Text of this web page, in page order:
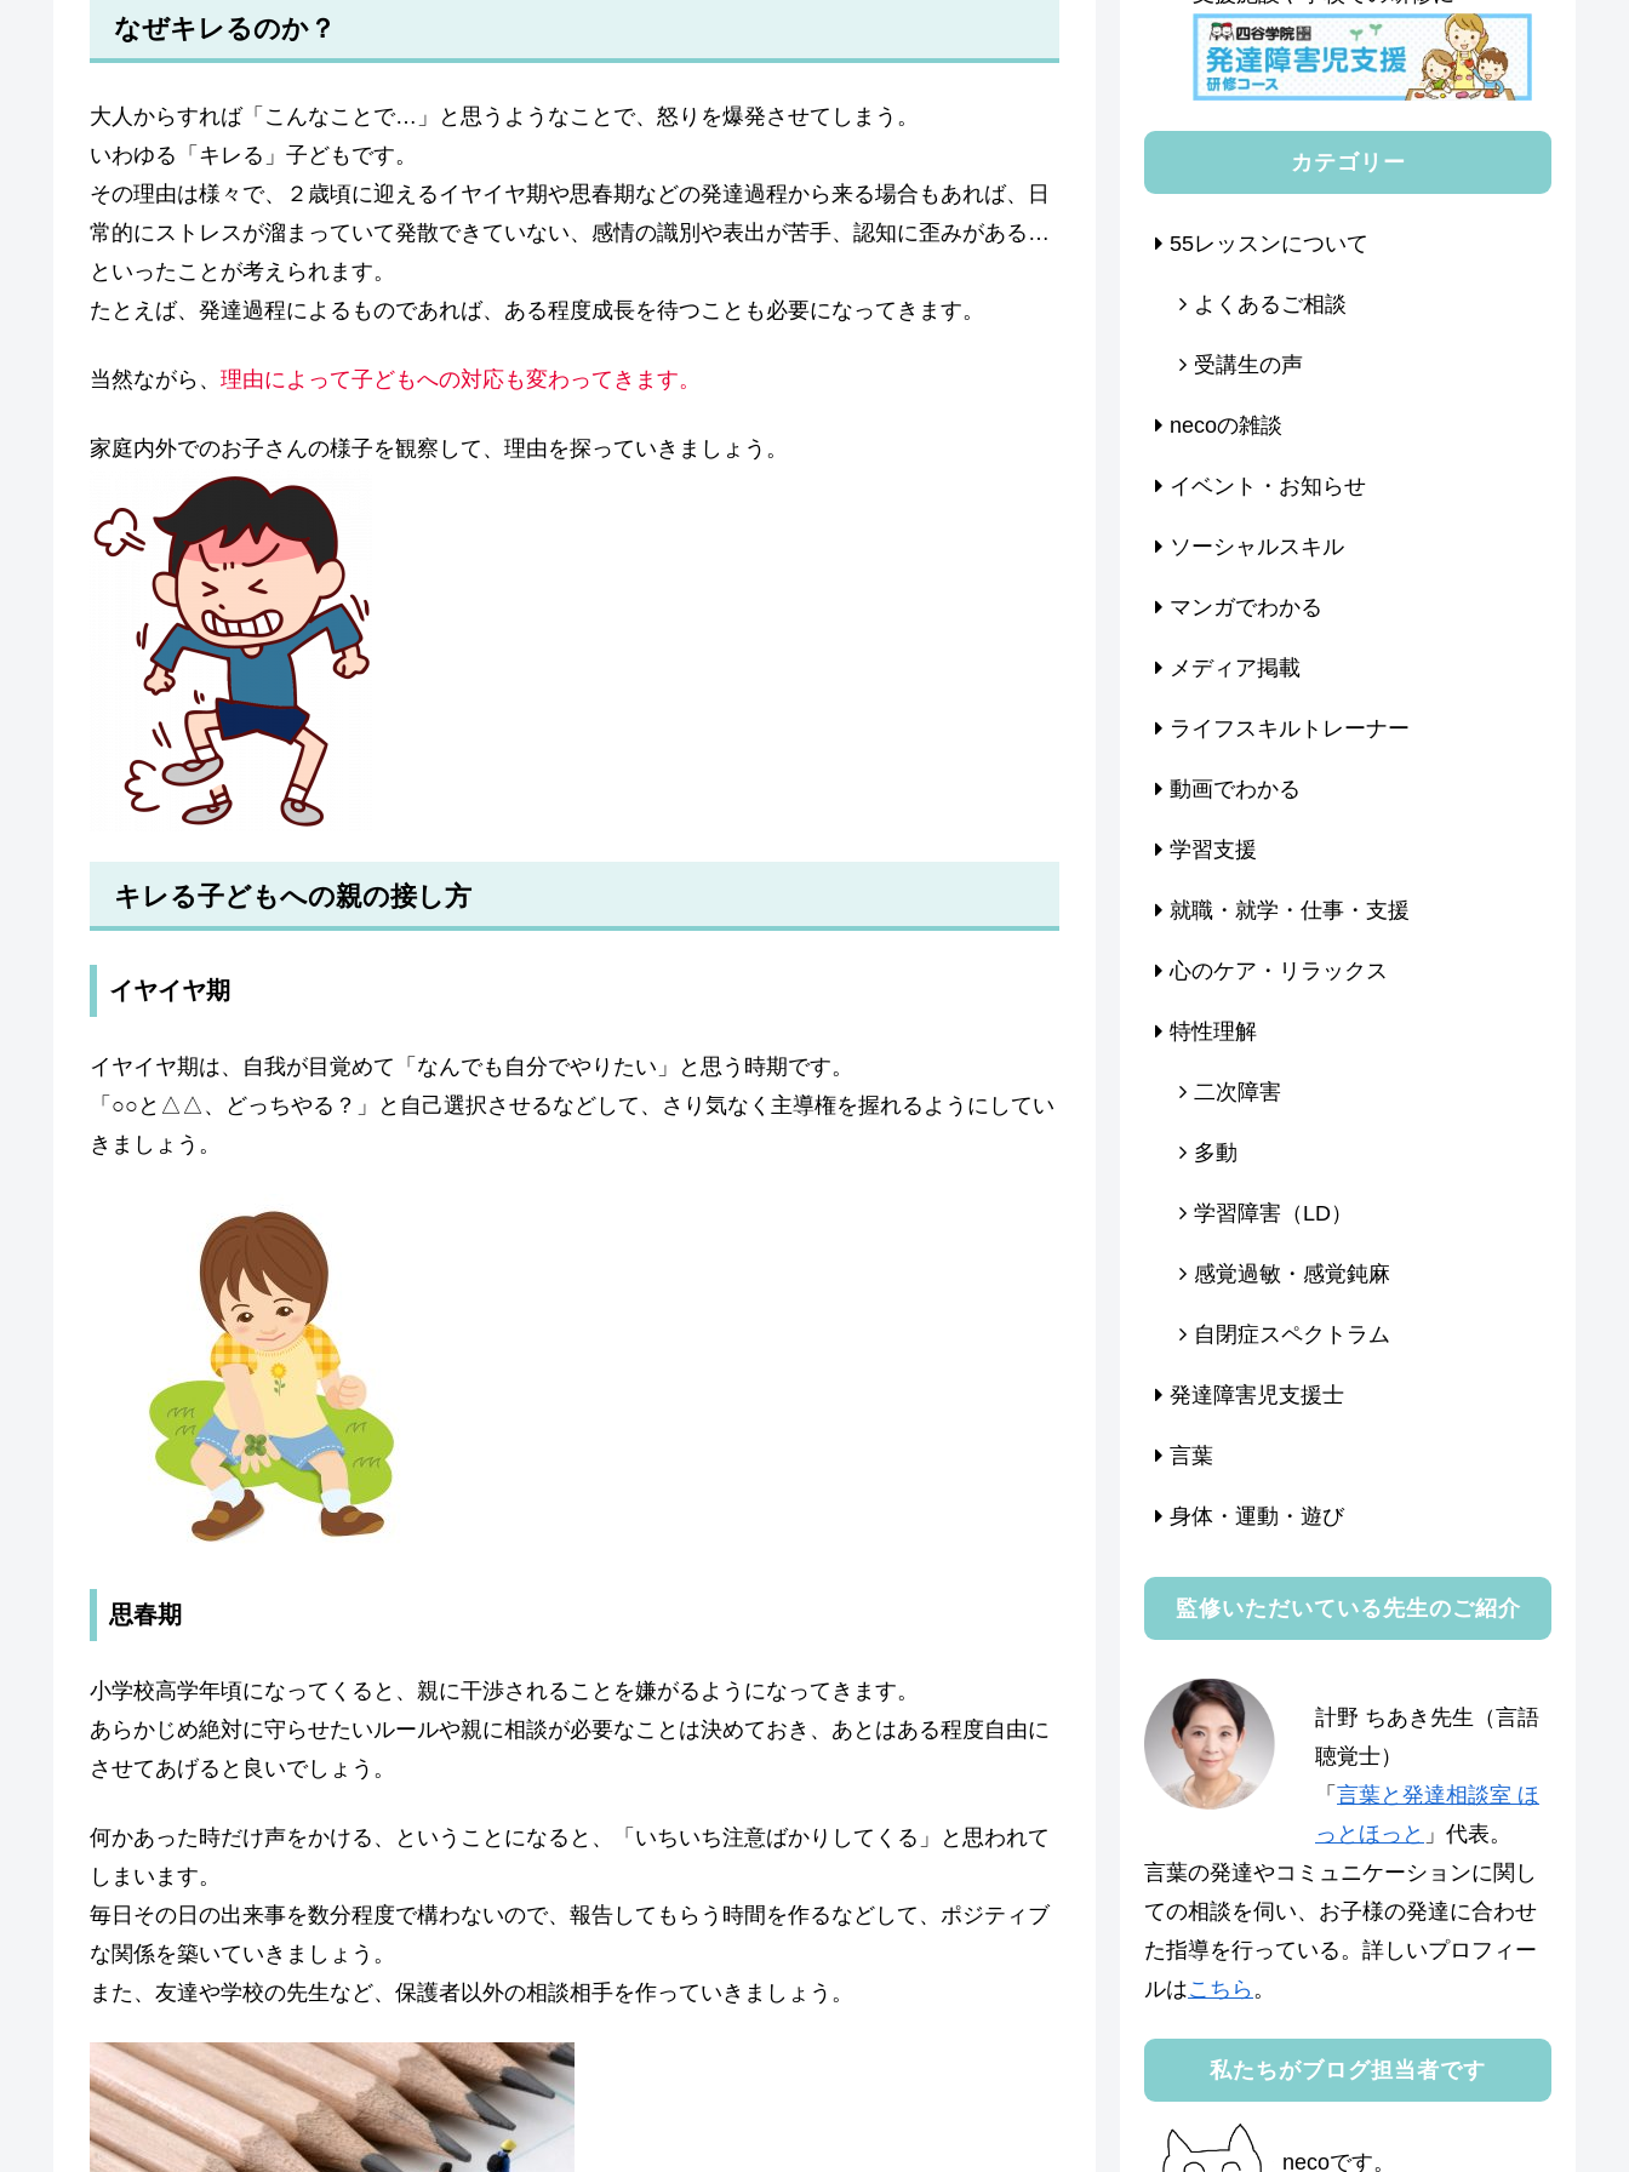
なぜキレるのか？
大人からすれば「こんなことで…」
と思うようなことで、怒りを爆発させてしまう。
いわゆる「キレる」子どもです。
その理由は様々で、２歳頃に迎えるイヤイヤ期や思春期などの発達過程から来る場合もあれば、日
常的にストレスが溜まっていて発散できていない、感情の識別や表出が苦手、認知に歪みがある…
といったことが考えられます。
たとえば、発達過程によるものであれば、ある程度成長を待つことも必要になってきます。
当然ながら、 理由によって子どもへの対応も変わってきます。
家庭内外でのお子さんの様子を観察して、理由を探っていきましょう。
キレる子どもへの親の接し方
イヤイヤ期
イヤイヤ期は、自我が目覚めて「なんでも自分でやりたい」と思う時期です。
「○○と△△、どっちやる？」と自己選択させるなどして、 さり気なく主導権を握れるようにしてい
きましょう。
思春期
小学校高学年頃になってくると、親に干渉されることを嫌がるようになってきます。
あらかじめ絶対に守らせたいルールや親に相談が必要なことは決めておき、あとはある程度自由に
させてあげると良いでしょう。
何かあった時だけ声をかける、ということになると、「いちいち注意ばかりしてくる」と思われて
しまいます。
毎日その日の出来事を数分程度で構わないので、報告してもらう時間を作るなどして、ポジティブ
な関係を築いていきましょう。
また、友達や学校の先生など、保護者以外の相談相手を作っていきましょう。
カテゴリー
55レッスンについて
よくあるご相談
受講生の声
necoの雑談
イベント・お知らせ
ソーシャルスキル
マンガでわかる
メディア掲載
ライフスキルトレーナー
動画でわかる
学習支援
就職・就学・仕事・支援
心のケア・リラックス
特性理解
二次障害
多動
学習障害（LD）
感覚過敏・感覚鈍麻
自閉症スペクトラム
発達障害児支援士
言葉
身体・運動・遊び
監修いただいている先生のご紹介
計野 ちあき先生（言語
聴覚士）
「 言葉と発達相談室 ほ
っとほっと 」代表。
言葉の発達やコミュニケーションに関し
ての相談を伺い、お子様の発達に合わせ
た指導を行っている。詳しいプロフィー
ルはこちら 。
私たちがブログ担当者です
necoです。